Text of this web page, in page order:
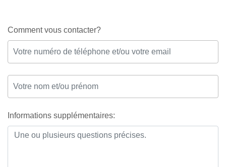
Comment vous contacter?
Informations supplémentaires: